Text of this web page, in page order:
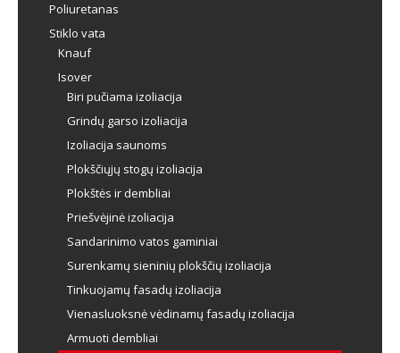
Poliuretanas
Stiklo vata
Knauf
Isover
Biri pučiama izoliacija
Grindų garso izoliacija
Izoliacija saunoms
Plokščiųjų stogų izoliacija
Plokštės ir dembliai
Priešvėjinė izoliacija
Sandarinimo vatos gaminiai
Surenkamų sieninių plokščių izoliacija
Tinkuojamų fasadų izoliacija
Vienasluoksnė vėdinamų fasadų izoliacija
Armuoti dembliai